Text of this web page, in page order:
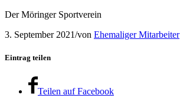
Der Möringer Sportverein
3. September 2021/von Ehemaliger Mitarbeiter
Eintrag teilen
Teilen auf Facebook